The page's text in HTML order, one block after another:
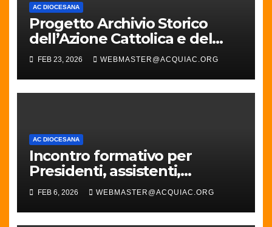
AC DIOCESANA
Progetto Archivio Storico
dell’Azione Cattolica e del
Movimento Cattolico in
Diocesi di Acqui
FEB 23, 2026 WEBMASTER@ACQUIAC.ORG
AC DIOCESANA
Incontro formativo per
Presidenti, assistenti,
Responsabili parrocchiali e
diocesani
FEB 6, 2026 WEBMASTER@ACQUIAC.ORG